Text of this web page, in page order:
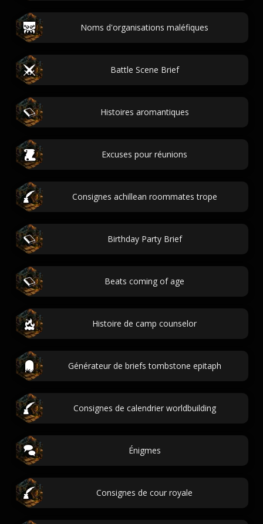
Noms d'organisations maléfiques
Battle Scene Brief
Histoires aromantiques
Excuses pour réunions
Consignes achillean roommates trope
Birthday Party Brief
Beats coming of age
Histoire de camp counselor
Générateur de briefs tombstone epitaph
Consignes de calendrier worldbuilding
Énigmes
Consignes de cour royale